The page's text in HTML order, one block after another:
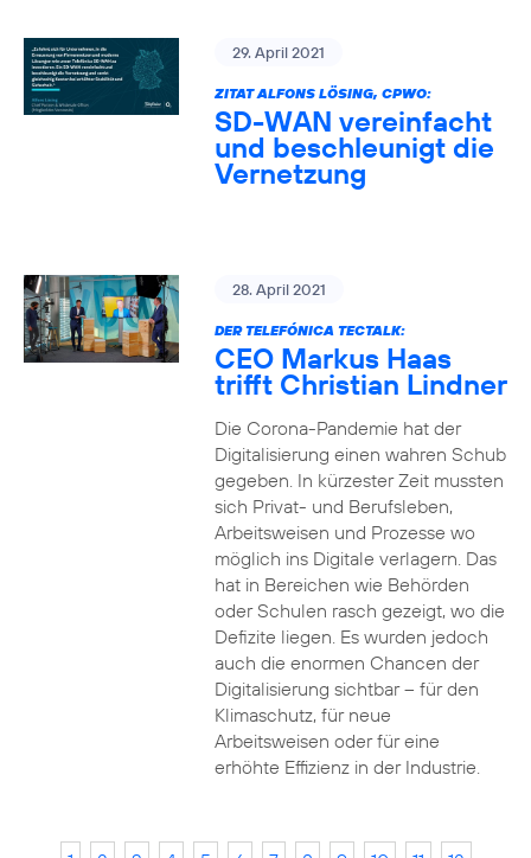
29. April 2021
ZITAT ALFONS LÖSING, CPWO:
SD-WAN vereinfacht
und beschleunigt die
Vernetzung
28. April 2021
DER TELEFÓNICA TECTALK:
CEO Markus Haas
trifft Christian Lindner
Die Corona-Pandemie hat der
Digitalisierung einen wahren Schub
gegeben. In kürzester Zeit mussten
sich Privat- und Berufsleben,
Arbeitsweisen und Prozesse wo
möglich ins Digitale verlagern. Das
hat in Bereichen wie Behörden
oder Schulen rasch gezeigt, wo die
Defizite liegen. Es wurden jedoch
auch die enormen Chancen der
Digitalisierung sichtbar – für den
Klimaschutz, für neue
Arbeitsweisen oder für eine
erhöhte Effizienz in der Industrie.